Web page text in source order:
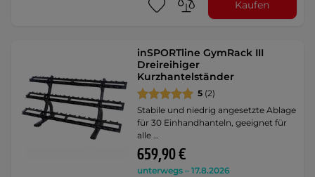
Kaufen
inSPORTline GymRack III
Dreireihiger
Kurzhantelständer
5 (2)
Stabile und niedrig angesetzte Ablage
für 30 Einhandhanteln, geeignet für
alle …
659,90 €
unterwegs – 17.8.2026